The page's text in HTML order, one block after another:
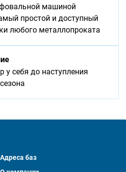
машиной
простой и доступный
любого металлопроката
у себя до наступления
Адреса баз